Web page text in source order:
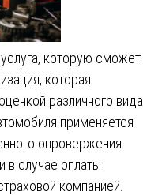
которую сможет
которая
различного вида
применяется
опровержения
в случае оплаты
компанией.